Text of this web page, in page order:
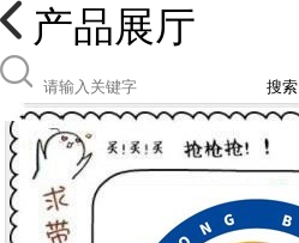
产品展厅
搜索